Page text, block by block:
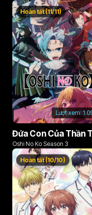
Recommendation
Lượt xem:
Hoàn tất (11/11)
Oshi No Ko Season 3
Hoàn tất (10/10)